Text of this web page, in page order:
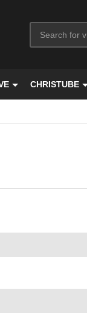
CHRISTUBE